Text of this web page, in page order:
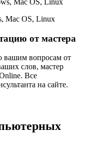
Mac OS, Linux
от мастера
вашим вопросам от
слов, мастер
Все
на сайте.